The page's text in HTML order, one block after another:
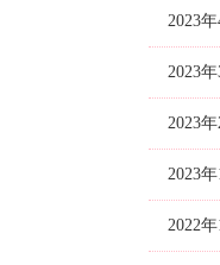
2023年
2023年
2023年
2023年
2022年